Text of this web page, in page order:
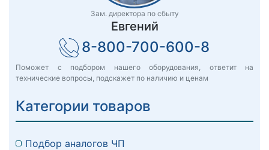
Зам. директора по сбыту
Евгений
8-800-700-600-8
Поможет с подбором нашего оборудования, ответит на
технические вопросы, подскажет по наличию и ценам
Категории товаров
Подбор аналогов ЧП